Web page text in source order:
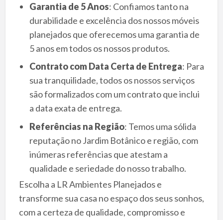
Garantia de 5 Anos: Confiamos tanto na
durabilidade e excelência dos nossos móveis
planejados que oferecemos uma garantia de
5 anos em todos os nossos produtos.
Contrato com Data Certa de Entrega: Para
sua tranquilidade, todos os nossos serviços
são formalizados com um contrato que inclui
a data exata de entrega.
Referências na Região: Temos uma sólida
reputação no Jardim Botânico e região, com
inúmeras referências que atestam a
qualidade e seriedade do nosso trabalho.
Escolha a LR Ambientes Planejados e
transforme sua casa no espaço dos seus sonhos,
com a certeza de qualidade, compromisso e